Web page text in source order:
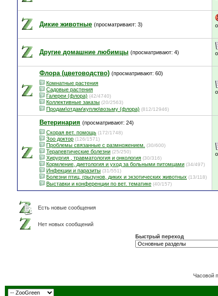
Дикие животные (просматривают: 3)
Другие домашние любимцы (просматривают: 4)
Флора (цветоводство) (просматривают: 60)
Комнатные растения
Садовые растения
Галереи (флора) (42/4740)
Коллективные заказы (20/2563)
Продам\отдам\куплю\возьму (флора) (812/12946)
Ветеринария (просматривают: 24)
Скорая вет. помощь (172/1748)
Зоо доктор (126/1571)
Проблемы связанные с размножением. (30/600)
Терапевтические болезни (25/250)
Хирургия , травматология и онкология (30/316)
Кормление, диетология и уход за больными питомцами (34/497)
Инфекции и паразиты (31/551)
Болезни птиц, грызунов, диких и экзотических животных (13/118)
Выставки и конференции по вет. тематике (40/157)
Есть новые сообщения
Нет новых сообщений
Быстрый переход
Часовой